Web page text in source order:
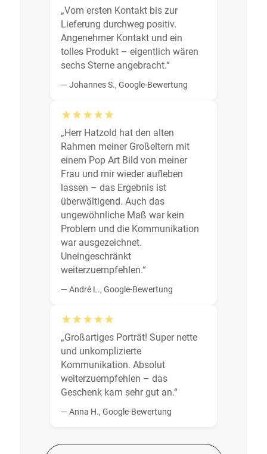
„Vom ersten Kontakt bis zur
Lieferung durchweg positiv.
Angenehmer Kontakt und ein
tolles Produkt – eigentlich wären
sechs Sterne angebracht.“
— Johannes S., Google-Bewertung
★★★★★
„Herr Hatzold hat den alten
Rahmen meiner Großeltern mit
einem Pop Art Bild von meiner
Frau und mir wieder aufleben
lassen – das Ergebnis ist
überwältigend. Auch das
ungewöhnliche Maß war kein
Problem und die Kommunikation
war ausgezeichnet.
Uneingeschränkt
weiterzuempfehlen.“
— André L., Google-Bewertung
★★★★★
„Großartiges Porträt! Super nette
und unkomplizierte
Kommunikation. Absolut
weiterzuempfehlen – das
Geschenk kam sehr gut an.“
— Anna H., Google-Bewertung